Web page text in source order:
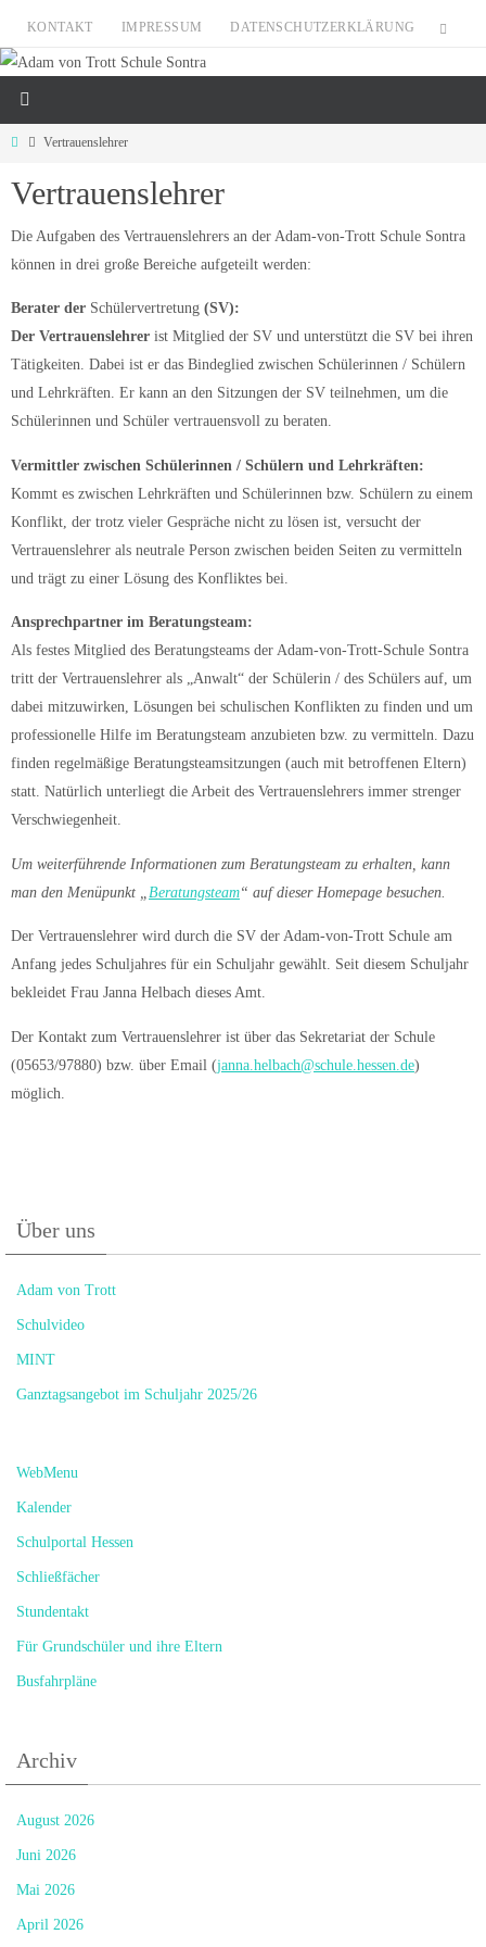
Zum
Inhalt
springen
KONTAKT IMPRESSUM DATENSCHUTZERKLÄRUNG
StartVertrauenslehrer
Vertrauenslehrer
Die Aufgaben des Vertrauenslehrers an der Adam-von-Trott Schule Sontra
können in drei große Bereiche aufgeteilt werden:
Berater der Schülervertretung (SV):
Der Vertrauenslehrer ist Mitglied der SV und unterstützt die SV bei ihren
Tätigkeiten. Dabei ist er das Bindeglied zwischen Schülerinnen / Schülern
und Lehrkräften. Er kann an den Sitzungen der SV teilnehmen, um die
Schülerinnen und Schüler vertrauensvoll zu beraten.
Vermittler zwischen Schülerinnen / Schülern und Lehrkräften:
Kommt es zwischen Lehrkräften und Schülerinnen bzw. Schülern zu einem
Konflikt, der trotz vieler Gespräche nicht zu lösen ist, versucht der
Vertrauenslehrer als neutrale Person zwischen beiden Seiten zu vermitteln
und trägt zu einer Lösung des Konfliktes bei.
Ansprechpartner im Beratungsteam:
Als festes Mitglied des Beratungsteams der Adam-von-Trott-Schule Sontra
tritt der Vertrauenslehrer als „Anwalt“ der Schülerin / des Schülers auf, um
dabei mitzuwirken, Lösungen bei schulischen Konflikten zu finden und um
professionelle Hilfe im Beratungsteam anzubieten bzw. zu vermitteln. Dazu
finden regelmäßige Beratungsteamsitzungen (auch mit betroffenen Eltern)
statt. Natürlich unterliegt die Arbeit des Vertrauenslehrers immer strenger
Verschwiegenheit.
Um weiterführende Informationen zum Beratungsteam zu erhalten, kann
man den Menüpunkt „ Beratungsteam“ auf dieser Homepage besuchen.
Der Vertrauenslehrer wird durch die SV der Adam-von-Trott Schule am
Anfang jedes Schuljahres für ein Schuljahr gewählt. Seit diesem Schuljahr
bekleidet Frau Janna Helbach dieses Amt.
Der Kontakt zum Vertrauenslehrer ist über das Sekretariat der Schule
(05653/97880) bzw. über Email (janna.helbach@schule.hessen.de)
möglich.
Über uns
Adam von Trott
Schulvideo
MINT
Ganztagsangebot im Schuljahr 2025/26
WebMenu
Kalender
Schulportal Hessen
Schließfächer
Stundentakt
Für Grundschüler und ihre Eltern
Busfahrpläne
Archiv
August 2026
Juni 2026
Mai 2026
April 2026